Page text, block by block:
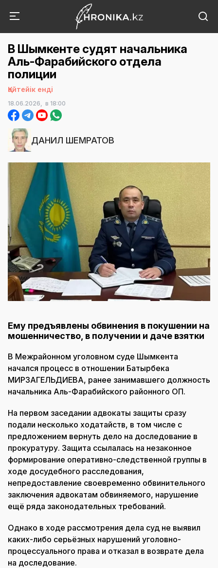
В Шымкенте судят начальника
Аль-Фарабийского отдела
полиции
Қайтейік енді
18.06.2026, в 18:00
ДАНИЛ ШЕМРАТОВ
Ему предъявлены обвинения в покушении на
мошенничество, в получении и даче взятки
В Межрайонном уголовном суде Шымкента
начался процесс в отношении Батырбека
МИРЗАГЕЛЬДИЕВА, ранее занимавшего должность
начальника Аль-Фарабийского районного ОП.
На первом заседании адвокаты защиты сразу
подали несколько ходатайств, в том числе с
предложением вернуть дело на доследование в
прокуратуру. Защита ссылалась на незаконное
формирование оперативно-следственной группы в
ходе досудебного расследования,
непредоставление своевременно обвинительного
заключения адвокатам обвиняемого, нарушение
ещё ряда законодательных требований.
Однако в ходе рассмотрения дела суд не выявил
каких-либо серьёзных нарушений уголовно-
процессуального права и отказал в возврате дела
на доследование.